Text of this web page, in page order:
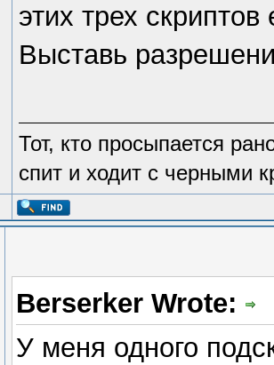
этих трех
Выставь
Тот, кто просыпается
спит и ходит с черными
Berserker Wrote:
У меня одного